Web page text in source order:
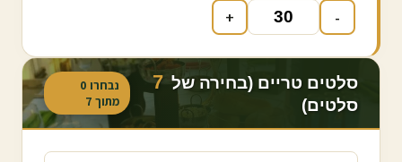
-
+
סלטים טריים (בחירה של 7
סלטים)
נבחרו 0
מתוך 7